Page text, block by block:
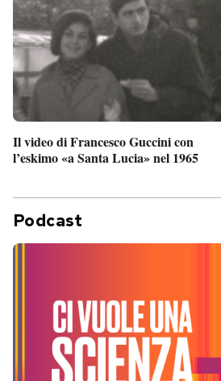
Il video di Francesco Guccini con
l’eskimo «a Santa Lucia» nel 1965
Podcast